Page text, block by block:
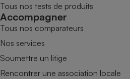
Tous nos tests de produits
Accompagner
Tous nos comparateurs
Nos services
Soumettre un litige
Rencontrer une association locale